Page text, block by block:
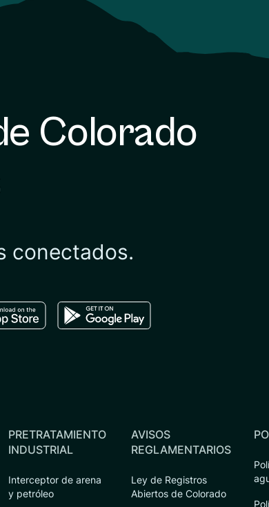
Colorado
conectados.
in the apple store
Download in the google play
PRETRATAMIENTO
INDUSTRIAL
Interceptor de arena
y petróleo
AVISOS
REGLAMENTARIOS
Ley de Registros
Abiertos de Colorado